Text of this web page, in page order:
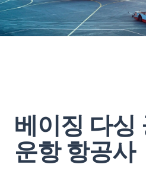
베이징 다싱
운항 항공사